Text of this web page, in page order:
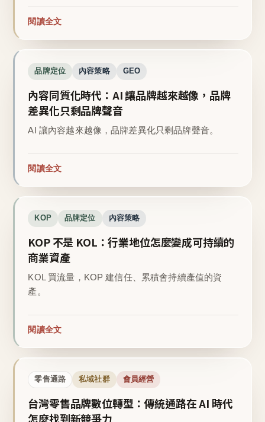
閱讀全文
品牌定位 內容策略 GEO
內容同質化時代：AI 讓品牌越來越像，品牌
差異化只剩品牌聲音
AI 讓內容越來越像，品牌差異化只剩品牌聲音。
閱讀全文
KOP 品牌定位 內容策略
KOP 不是 KOL：行業地位怎麼變成可持續的
商業資產
KOL 買流量，KOP 建信任、累積會持續產值的資
產。
閱讀全文
零售通路 私域社群 會員經營
台灣零售品牌數位轉型：傳統通路在 AI 時代
怎麼找到新競爭力